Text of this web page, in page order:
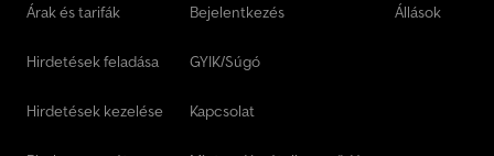
Árak és tarifák
Hirdetések feladása
Hirdetések kezelése
Bejelentkezés
GYIK/Súgó
Kapcsolat
Állások